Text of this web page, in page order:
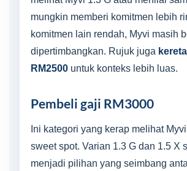
mungkin memberi komitmen lebih
komitmen lain rendah, Myvi masih
dipertimbangkan. Rujuk juga
RM2500 untuk konteks lebih luas.
Pembeli gaji RM3000
Ini kategori yang kerap melihat
sweet spot. Varian 1.3 G dan 1.5 X
menjadi pilihan yang seimbang